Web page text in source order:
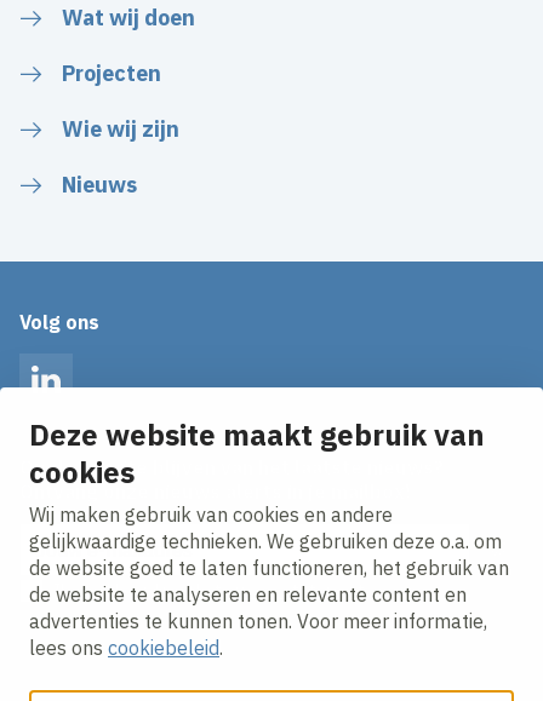
Deze website maakt gebruik van
cookies
Wij maken gebruik van cookies en andere
gelijkwaardige technieken. We gebruiken deze o.a. om
de website goed te laten functioneren, het gebruik van
de website te analyseren en relevante content en
advertenties te kunnen tonen. Voor meer informatie,
lees ons cookiebeleid.
Wat wij doen
Projecten
Wie wij zijn
Nieuws
Volg ons
Op de hoogte blijven van het laatste nieuws?
E-mailadres
Ik ga akkoord met hetprivacy statement.